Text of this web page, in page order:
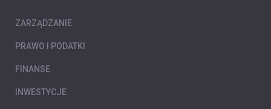
ZARZĄDZANIE
PRAWO I PODATKI
FINANSE
INWESTYCJE